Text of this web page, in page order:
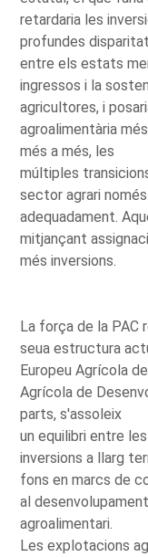
retardaria les
profundes
entre els estats
ingressos i la
agricultores, i
agroalimentària
més a més, les
múltiples
sector agrari
adequadament.
mitjançant
més inversions.
La força de la PAC
seua estructura
Europeu Agrícola
Agrícola de
parts, s'assoleix
un equilibri entre
inversions a llarg
fons en marcs de
al
agroalimentari.
Les explotacions